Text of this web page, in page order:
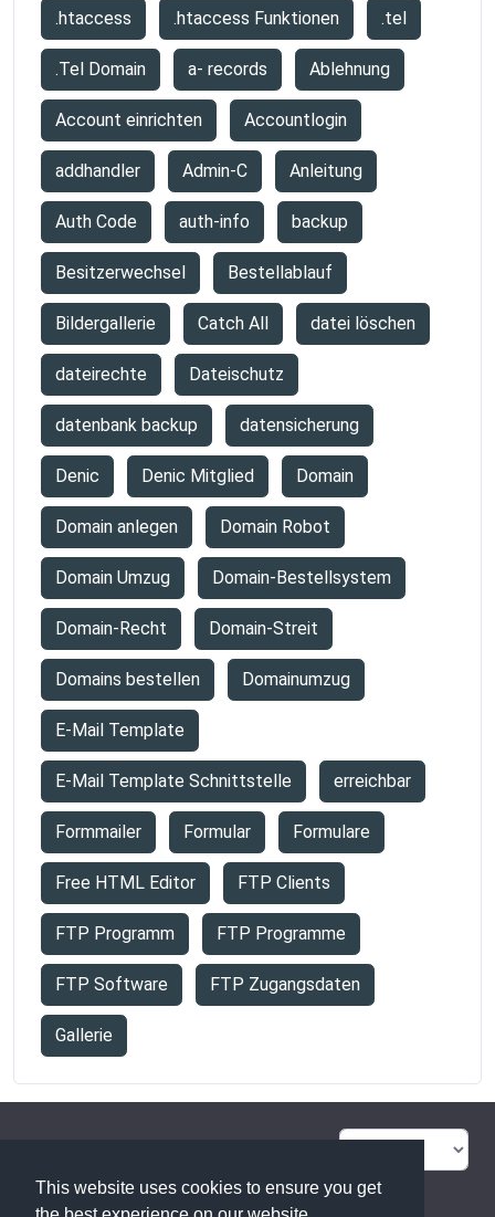
This website uses cookies to ensure you get
.htaccess .htaccess Funktionen .tel
.Tel Domain a- records Ablehnung
Account einrichten Accountlogin
addhandler Admin-C Anleitung
Auth Code auth-info backup
Besitzerwechsel Bestellablauf
Bildergallerie Catch All datei löschen
dateirechte Dateischutz
datenbank backup datensicherung
Denic Denic Mitglied Domain
Domain anlegen Domain Robot
Domain Umzug Domain-Bestellsystem
Domain-Recht Domain-Streit
Domains bestellen Domainumzug
E-Mail Template
E-Mail Template Schnittstelle erreichbar
Formmailer Formular Formulare
Free HTML Editor FTP Clients
FTP Programm FTP Programme
FTP Software FTP Zugangsdaten
Gallerie
Glossar Kontakt